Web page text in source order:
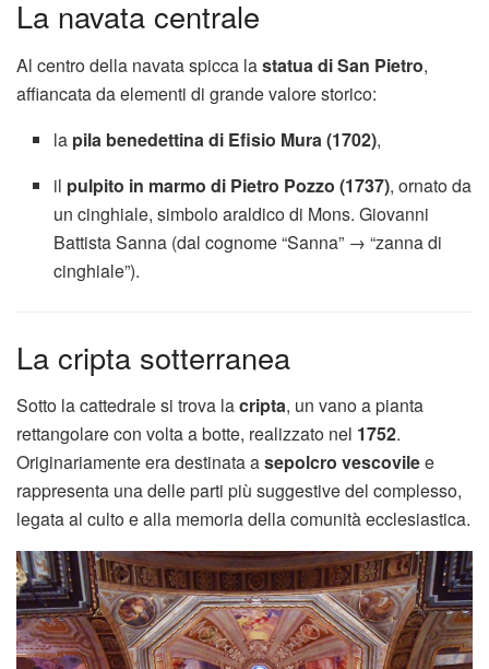
La navata centrale
Al centro della navata spicca lastatua di San Pietro,
affiancata da elementi di grande valore storico:
la pila benedettina di Efisio Mura (1702),
il pulpito in marmo di Pietro Pozzo (1737), ornato da
un cinghiale, simbolo araldico di Mons. Giovanni
Battista Sanna (dal cognome “Sanna” → “zanna di
cinghiale”).
La cripta sotterranea
Sotto la cattedrale si trova lacripta, un vano a pianta
rettangolare con volta a botte, realizzato nel 1752.
Originariamente era destinata asepolcro vescovilee
rappresenta una delle parti più suggestive del complesso,
legata al culto e alla memoria della comunità ecclesiastica.